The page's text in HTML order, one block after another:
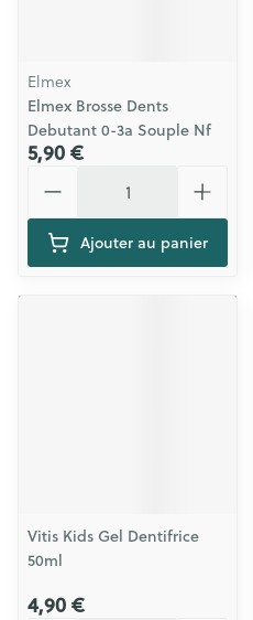
Elmex
Elmex Brosse Dents
Debutant 0-3a Souple Nf
5,90 €
Ajouter au panier
Vitis Kids Gel Dentifrice
50ml
4,90 €